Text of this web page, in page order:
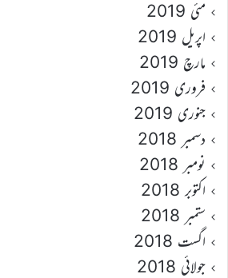
مئی 2019
اپریل 2019
مارچ 2019
فروری 2019
جنوری 2019
دسمبر 2018
نومبر 2018
اکتوبر 2018
ستمبر 2018
اگست 2018
جولائی 2018